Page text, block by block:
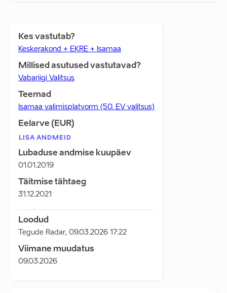
Kes vastutab?
Keskerakond + EKRE + Isamaa
Millised asutused vastutavad?
Vabariigi Valitsus
Teemad
Isamaa valimisplatvorm (50. EV valitsus)
Eelarve (EUR)
LISA ANDMEID
Lubaduse andmise kuupäev
01.01.2019
Täitmise tähtaeg
31.12.2021
Loodud
Tegude Radar, 09.03.2026 17:22
Viimane muudatus
09.03.2026